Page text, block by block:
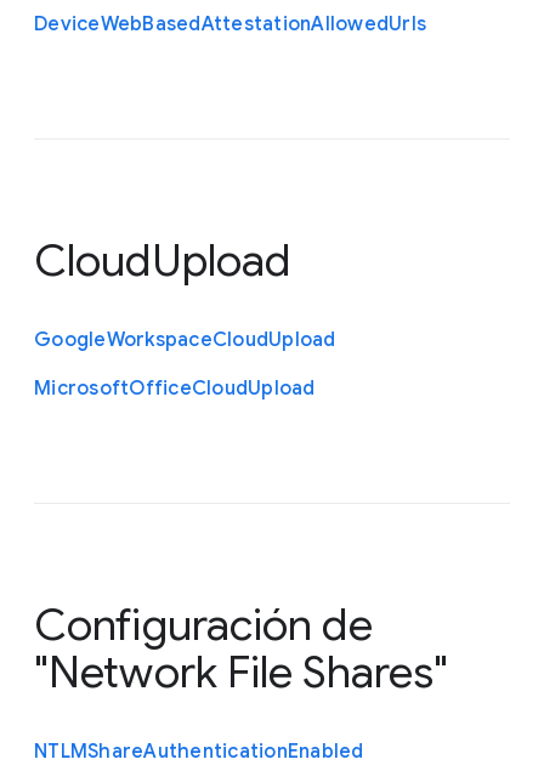
DeviceWebBasedAttestationAllowedUrls
CloudUpload
GoogleWorkspaceCloudUpload
MicrosoftOfficeCloudUpload
Configuración de
"Network File Shares"
NTLMShareAuthenticationEnabled